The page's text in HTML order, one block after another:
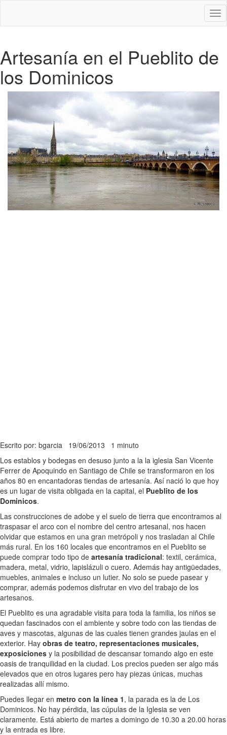
Artesanía en el Pueblito de
los Dominicos
Escrito por: bgarcia 19/06/2013 1 minuto
Los establos y bodegas en desuso junto a la la iglesia San Vicente
Ferrer de Apoquindo en Santiago de Chile se transformaron en los
años 80 en encantadoras tiendas de artesanía. Así nació lo que hoy
es un lugar de visita obligada en la capital, el Pueblito de los
Dominicos.
Las construcciones de adobe y el suelo de tierra que encontramos al
traspasar el arco con el nombre del centro artesanal, nos hacen
olvidar que estamos en una gran metrópoli y nos trasladan al Chile
más rural. En los 160 locales que encontramos en el Pueblito se
puede comprar todo tipo de artesanía tradicional: textil, cerámica,
madera, metal, vidrio, lapislázuli o cuero. Además hay antigüedades,
muebles, animales e incluso un lutier. No solo se puede pasear y
comprar, además podemos disfrutar en vivo del trabajo de los
artesanos.
El Pueblito es una agradable visita para toda la familia, los niños se
quedan fascinados con el ambiente y sobre todo con las tiendas de
aves y mascotas, algunas de las cuales tienen grandes jaulas en el
exterior. Hay obras de teatro, representaciones musicales,
exposiciones y la posibilidad de descansar tomando algo en este
oasis de tranquilidad en la ciudad. Los precios pueden ser algo más
elevados que en otros lugares pero hay piezas únicas, muchas
realizadas allí mismo.
Puedes llegar en metro con la línea 1, la parada es la de Los
Dominicos. No hay pérdida, las cúpulas de la Iglesia se ven
claramente. Está abierto de martes a domingo de 10.30 a 20.00 horas
y la entrada es libre.